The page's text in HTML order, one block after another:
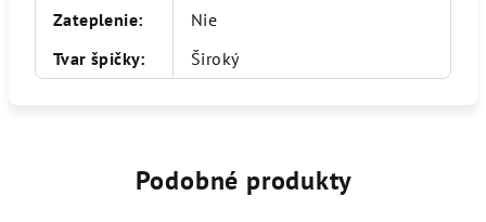
Zateplenie:
Nie
Tvar špičky: Široký
Podobné produkty